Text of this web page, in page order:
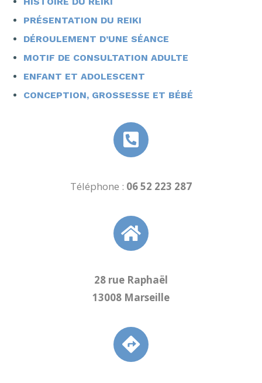
PRÉSENTATION DU REIKI
DÉROULEMENT D’UNE SÉANCE
MOTIF DE CONSULTATION ADULTE
ENFANT ET ADOLESCENT
CONCEPTION, GROSSESSE ET BÉBÉ
Téléphone : 06 52 223 287
28 rue Raphaël
13008 Marseille